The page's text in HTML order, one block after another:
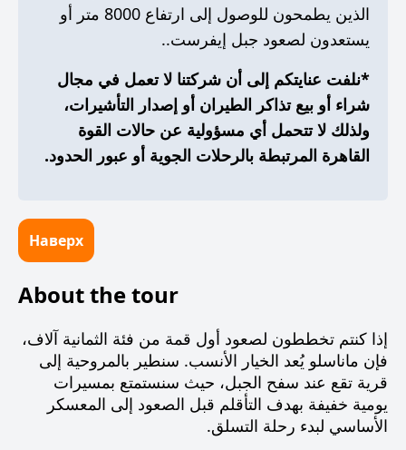
الذين يطمحون للوصول إلى ارتفاع 8000 متر أو
يستعدون لصعود جبل إيفرست..
*نلفت عنايتكم إلى أن شركتنا لا تعمل في مجال
شراء أو بيع تذاكر الطيران أو إصدار التأشيرات،
ولذلك لا تتحمل أي مسؤولية عن حالات القوة
القاهرة المرتبطة بالرحلات الجوية أو عبور الحدود.
Наверх
About the tour
إذا كنتم تخططون لصعود أول قمة من فئة الثمانية آلاف،
فإن ماناسلو يُعد الخيار الأنسب. سنطير بالمروحية إلى
قرية تقع عند سفح الجبل، حيث سنستمتع بمسيرات
يومية خفيفة بهدف التأقلم قبل الصعود إلى المعسكر
الأساسي لبدء رحلة التسلق.